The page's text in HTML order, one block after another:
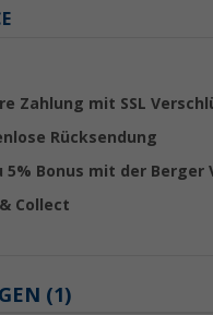
Zahlung mit SSL
Rücksendung
5% Bonus mit der
Collect
(1)